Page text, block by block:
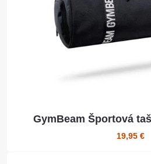
GymBeam Športová
19,95 €